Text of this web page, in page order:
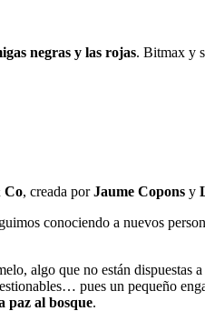
negras y las rojas. Bitmax y
Co, creada porJaume Copons y
conociendo a nuevos
algo que no están dispuestas
pues un pequeño
paz al bosque.